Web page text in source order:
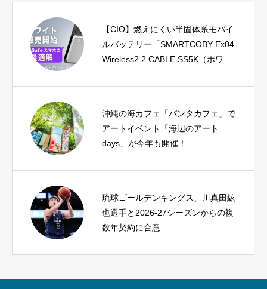
【CIO】燃えにくい半固体系モバイ
ルバッテリー「SMARTCOBY Ex04
Wireless2.2 CABLE SS5K（ホワイ
沖縄の海カフェ「バンタカフェ」で
アートイベント「海辺のアート
days」が今年も開催！
琉球ゴールデンキングス、川真田紘
也選手と2026-27シーズンからの複
数年契約に合意